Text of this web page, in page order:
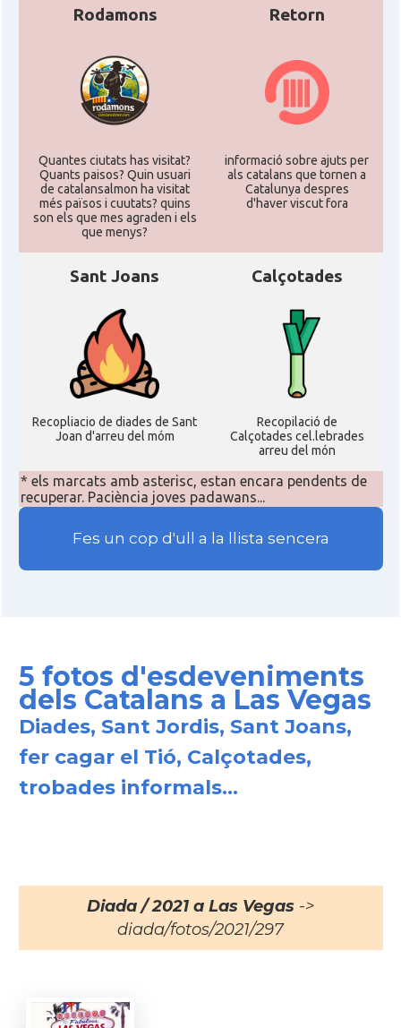
Rodamons
Quantes ciutats has visitat?
Quants paisos? Quin usuari
de catalansalmon ha visitat
més països i cuutats? quins
son els que mes agraden i els
que menys?
Retorn
informació sobre ajuts per
als catalans que tornen a
Catalunya despres
d'haver viscut fora
Sant Joans
Recopliacio de diades de Sant
Joan d'arreu del móm
Calçotades
Recopilació de
Calçotades cel.lebrades
arreu del món
* els marcats amb asterisc, estan encara pendents de
recuperar. Paciència joves padawans...
Fes un cop d'ull a la llista sencera
5 fotos d'esdeveniments
dels Catalans a Las Vegas
Diades, Sant Jordis, Sant Joans,
fer cagar el Tió, Calçotades,
trobades informals...
Diada / 2021 a Las Vegas ->
diada/fotos/2021/297